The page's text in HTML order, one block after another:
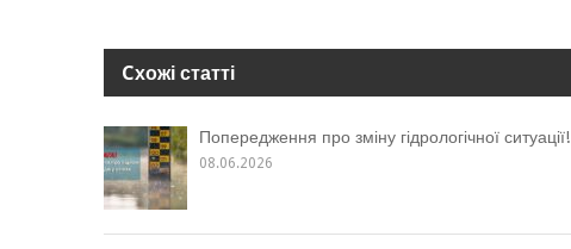
Cхожі статті
Попередження про зміну гідрологічної ситуації!
08.06.2026